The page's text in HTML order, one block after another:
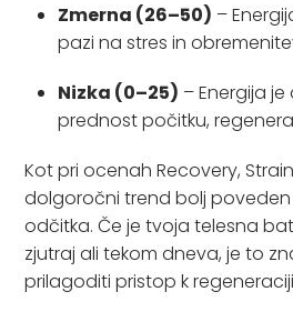
Zmerna (26–50) –
pazi na stres in
Nizka (0–25) – Energija
prednost počitku,
Kot pri ocenah Recovery,
dolgoročni trend bolj
odčitka. Če je tvoja telesna
zjutraj ali tekom dneva, je to
prilagoditi pristop k